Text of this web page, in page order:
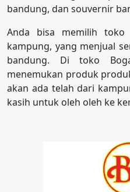
bandung, dan souvernir
Anda bisa memilih
kampung, yang menjual
bandung. Di toko
menemukan produk
akan ada telah dari
kasih untuk oleh oleh ke